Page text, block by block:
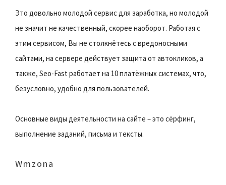
Это довольно молодой сервис для заработка, но молодой
не значит не качественный, скорее наоборот. Работая с
этим сервисом, Вы не столкнётесь с вредоносными
сайтами, на сервере действует защита от автокликов, а
также, Seo-Fast работает на 10 платёжных системах, что,
безусловно, удобно для пользователей.
Основные виды деятельности на сайте – это сёрфинг,
выполнение заданий, письма и тексты.
Wmzona